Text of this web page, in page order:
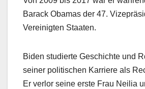
Barack Obamas der 47.
Vereinigten Staaten.
Biden studierte Geschichte und
seiner politischen Karriere als
Er verlor seine erste Frau Neilia